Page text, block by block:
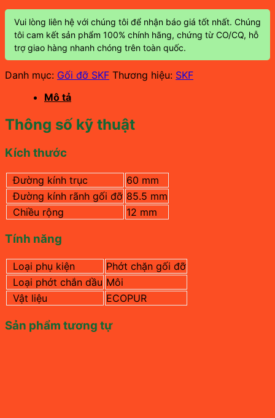
Vui lòng liên hệ với chúng tôi để nhận báo giá tốt nhất. Chúng
tôi cam kết sản phẩm 100% chính hãng, chứng từ CO/CQ, hỗ
trợ giao hàng nhanh chóng trên toàn quốc.
Danh mục: Gối đỡ SKF Thương hiệu: SKF
Mô tả
Thông số kỹ thuật
Kích thước
Đường kính trục
60 mm
Đường kính rãnh gối đỡ 85.5 mm
Chiều rộng
12 mm
Tính năng
Loại phụ kiện
Phớt chặn gối đỡ
Loại phớt chắn dầu Môi
Vật liệu
ECOPUR
Sản phẩm tương tự